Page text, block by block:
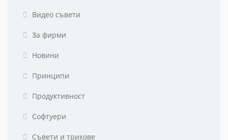
Видео съвети
За фирми
Новини
Принципи
Продуктивност
Софтуери
Съвети и трикове